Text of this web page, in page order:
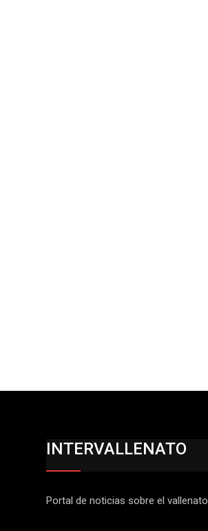
INTERVALLENATO
Portal de noticias sobre el vallenato